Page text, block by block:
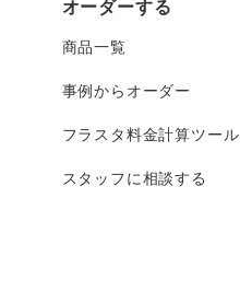
オーダーする
商品一覧
事例からオーダー
フラスタ料金計算ツール
スタッフに相談する